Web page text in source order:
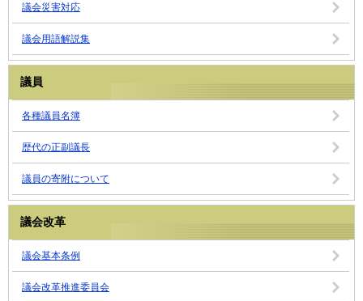
議会災害対応
議会用語解説集
議員
各種議員名簿
歴代の正副議長
議員の寄附について
議会改革
議会基本条例
議会改革推進委員会